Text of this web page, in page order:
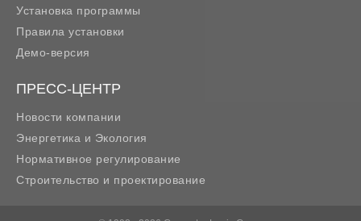
Установка программы
Правила установки
Демо-версия
ПРЕСС-ЦЕНТР
Новости компании
Энергетика и Экология
Нормативное регулирование
Строительство и проектирование